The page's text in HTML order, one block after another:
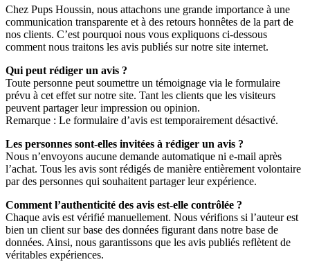
Chez Pups Houssin, nous attachons une grande importance à une
communication transparente et à des retours honnêtes de la part de
nos clients. C’est pourquoi nous vous expliquons ci-dessous
comment nous traitons les avis publiés sur notre site internet.
Qui peut rédiger un avis ?
Toute personne peut soumettre un témoignage via le formulaire
prévu à cet effet sur notre site. Tant les clients que les visiteurs
peuvent partager leur impression ou opinion.
Remarque : Le formulaire d’avis est temporairement désactivé.
Les personnes sont-elles invitées à rédiger un avis ?
Nous n’envoyons aucune demande automatique ni e-mail après
l’achat. Tous les avis sont rédigés de manière entièrement volontaire
par des personnes qui souhaitent partager leur expérience.
Comment l’authenticité des avis est-elle contrôlée ?
Chaque avis est vérifié manuellement. Nous vérifions si l’auteur est
bien un client sur base des données figurant dans notre base de
données. Ainsi, nous garantissons que les avis publiés reflètent de
véritables expériences.